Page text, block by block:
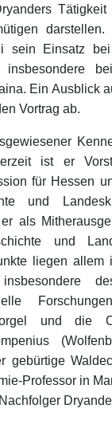
darstellen.
sein Einsatz
insbesondere
Ein Ausblick
Vortrag ab.
ist er
für Hessen
und
als
und
liegen allem
insbesondere
und die
gebürtige
Professor in